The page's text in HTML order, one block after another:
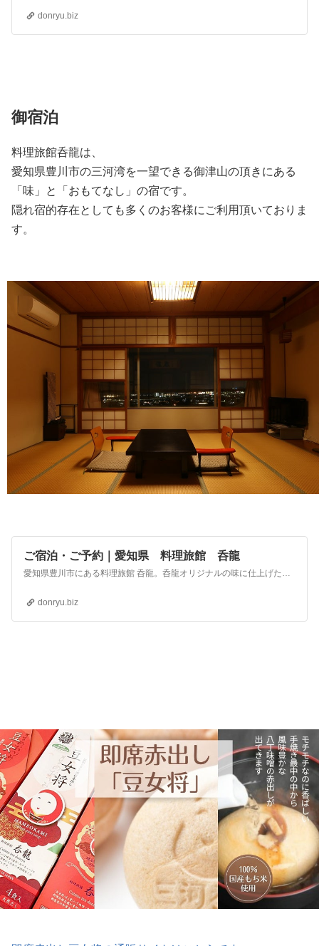
donryu.biz
御宿泊
料理旅館呑龍は、
愛知県豊川市の三河湾を一望できる御津山の頂きにある
「味」と「おもてなし」の宿です。
隠れ宿的存在としても多くのお客様にご利用頂いておりま
す。
ご宿泊・ご予約｜愛知県 料理旅館 呑龍
donryu.biz